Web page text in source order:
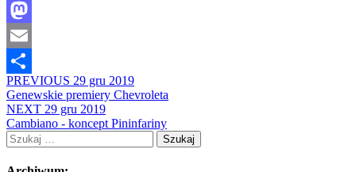
Facebook
Mastodon
Email
Share
PREVIOUS 29 gru 2019
Genewskie premiery Chevroleta
NEXT 29 gru 2019
Cambiano - koncept Pininfariny
Szukaj: